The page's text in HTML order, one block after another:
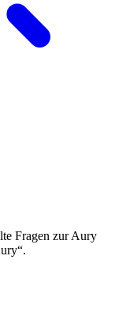
Fragen zur Aury